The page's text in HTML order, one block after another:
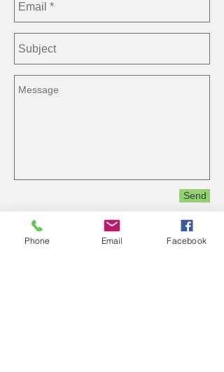
Send
Phone Email Facebook